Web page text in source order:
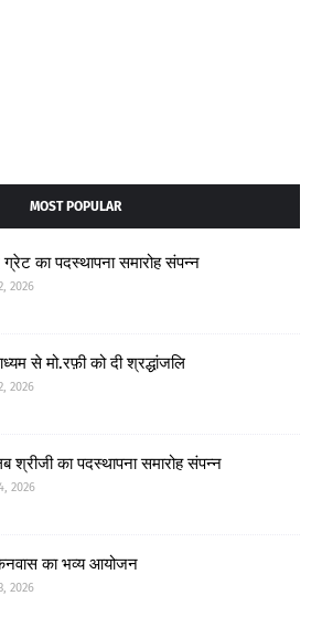
MOST POPULAR
ग्रेट का पदस्थापना समारोह संपन्न
2026
से मो.रफ़ी को दी श्रद्धांजलि
2026
श्रीजी का पदस्थापना समारोह संपन्न
2026
का भव्य आयोजन
2026